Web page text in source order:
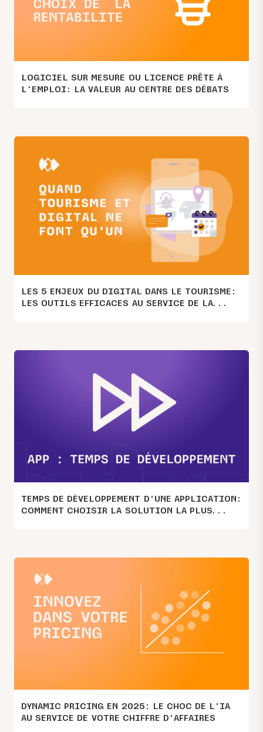
LOGICIEL SUR MESURE OU LICENCE PRÊTE À
L’EMPLOI: LA VALEUR AU CENTRE DES DÉBATS
LES 5 ENJEUX DU DIGITAL DANS LE TOURISME:
LES OUTILS EFFICACES AU SERVICE DE LA
TEMPS DE DÉVELOPPEMENT D’UNE APPLICATION:
COMMENT CHOISIR LA SOLUTION LA PLUS
DYNAMIC PRICING EN 2025: LE CHOC DE L’IA
AU SERVICE DE VOTRE CHIFFRE D’AFFAIRES